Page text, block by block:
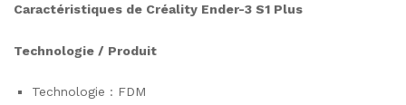
Caractéristiques de Créality Ender-3 S1 Plus
Technologie / Produit
Technologie : FDM